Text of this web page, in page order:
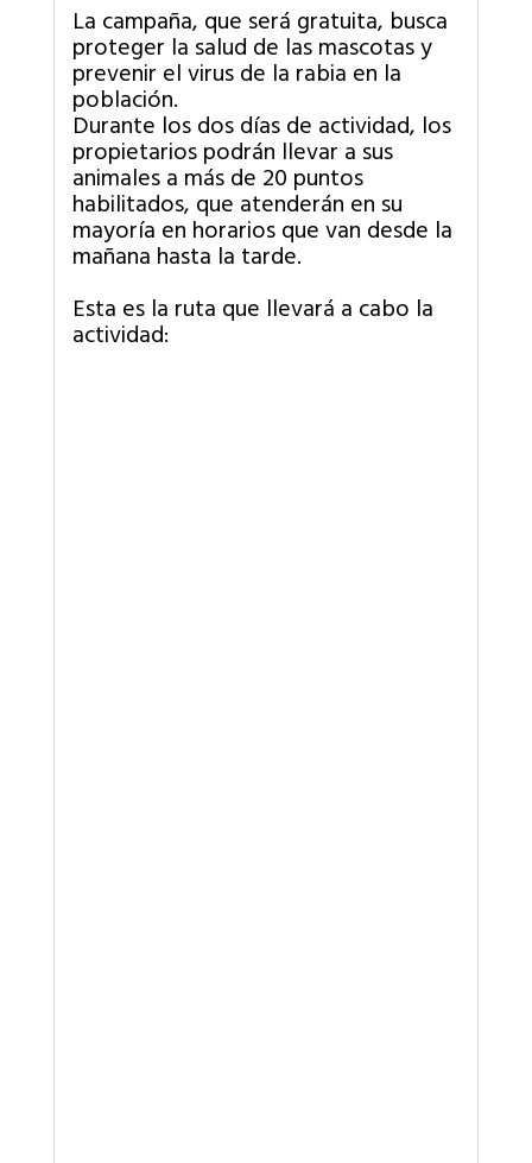
La campaña, que será gratuita, busca
proteger la salud de las mascotas y
prevenir el virus de la rabia en la
población.
Durante los dos días de actividad, los
propietarios podrán llevar a sus
animales a más de 20 puntos
habilitados, que atenderán en su
mayoría en horarios que van desde la
mañana hasta la tarde.
Esta es la ruta que llevará a cabo la
actividad: